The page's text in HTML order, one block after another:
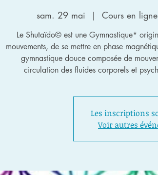
sam. 29 mai
  |
Cours en
Le Shutaïdo© est une Gymnastique*
mouvements, de se mettre en phase
gymnastique douce composée de
circulation des fluides corporels et
Les inscriptions
Voir autres